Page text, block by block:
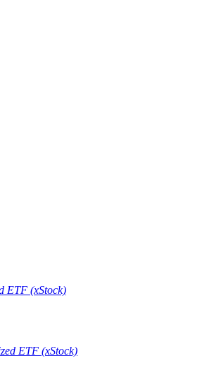
para receber recompensas em dinheiro
BTC to Share 25000 USDT prize pool!
ETF (xStock)
ETF (xStock)